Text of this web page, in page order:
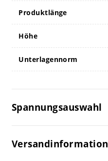
Produktlänge
Höhe
Unterlagennorm
Spannungsauswahl
Versandinformation